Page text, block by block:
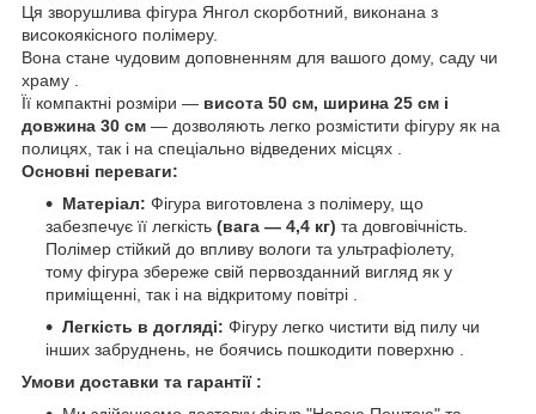
Ця зворушлива фігура Янгол скорботний, виконана з
високоякісного полімеру.
Вона стане чудовим доповненням для вашого дому, саду чи
храму .
Її компактні розміри — висота 50 см, ширина 25 см і
довжина 30 см — дозволяють легко розмістити фігуру як на
полицях, так і на спеціально відведених місцях .
Основні переваги:
Матеріал: Фігура виготовлена з полімеру, що
забезпечує її легкість (вага — 4,4 кг) та довговічність.
Полімер стійкий до впливу вологи та ультрафіолету,
тому фігура збереже свій первозданний вигляд як у
приміщенні, так і на відкритому повітрі .
Легкість в догляді: Фігуру легко чистити від пилу чи
інших забруднень, не боячись пошкодити поверхню .
Умови доставки та гарантії :